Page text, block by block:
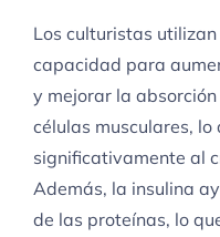
Los culturistas
capacidad para
y mejorar la
células musculares,
significativamente al
Además, la insulina
de las proteínas, lo